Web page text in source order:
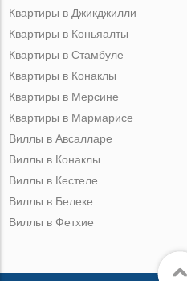
Квартиры в Джикджилли
Квартиры в Коньяалты
Квартиры в Стамбуле
Квартиры в Конаклы
Квартиры в Мерсине
Квартиры в Мармарисе
Виллы в Авсалларе
Виллы в Конаклы
Виллы в Кестеле
Виллы в Белеке
Виллы в Фетхие